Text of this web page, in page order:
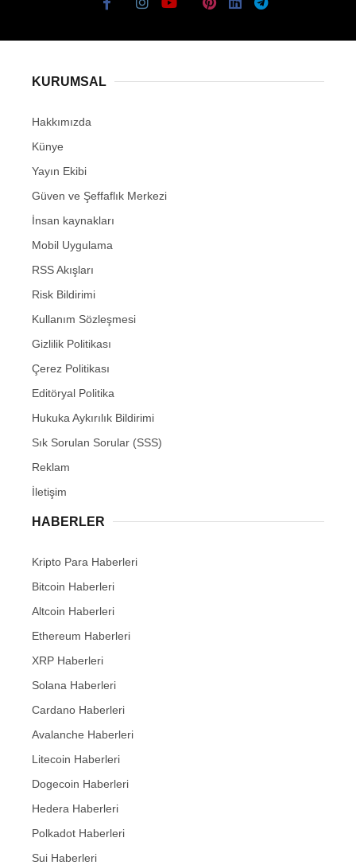
KURUMSAL
Hakkımızda
Künye
Yayın Ekibi
Güven ve Şeffaflık Merkezi
İnsan kaynakları
Mobil Uygulama
RSS Akışları
Risk Bildirimi
Kullanım Sözleşmesi
Gizlilik Politikası
Çerez Politikası
Editöryal Politika
Hukuka Aykırılık Bildirimi
Sık Sorulan Sorular (SSS)
Reklam
İletişim
HABERLER
Kripto Para Haberleri
Bitcoin Haberleri
Altcoin Haberleri
Ethereum Haberleri
XRP Haberleri
Solana Haberleri
Cardano Haberleri
Avalanche Haberleri
Litecoin Haberleri
Dogecoin Haberleri
Hedera Haberleri
Polkadot Haberleri
Sui Haberleri